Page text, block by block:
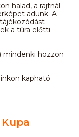
halad, a rajtnál
adunk. A
a túra előtti
mindenki hozzon
kapható